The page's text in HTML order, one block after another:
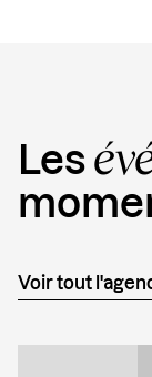
Les
Voir tout